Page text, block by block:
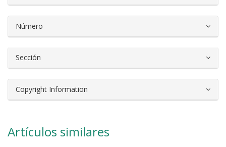
Número
Sección
Copyright Information
Artículos similares